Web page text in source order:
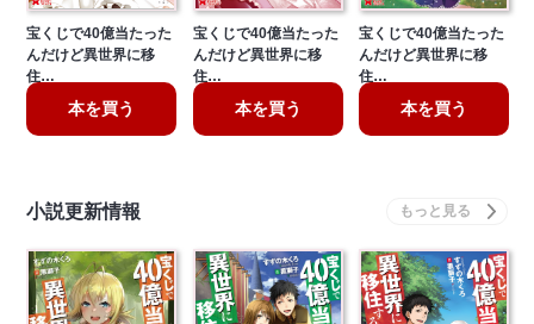
宝くじで40億当たった
んだけど異世界に移
住…
本を買う
宝くじで40億当たった
んだけど異世界に移
住…
本を買う
宝くじで40億当たった
んだけど異世界に移
住…
本を買う
小説更新情報